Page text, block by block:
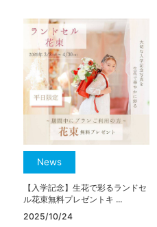
News
【入学記念】生花で彩るランドセ
ル花束無料プレゼントキ ...
2025/10/24